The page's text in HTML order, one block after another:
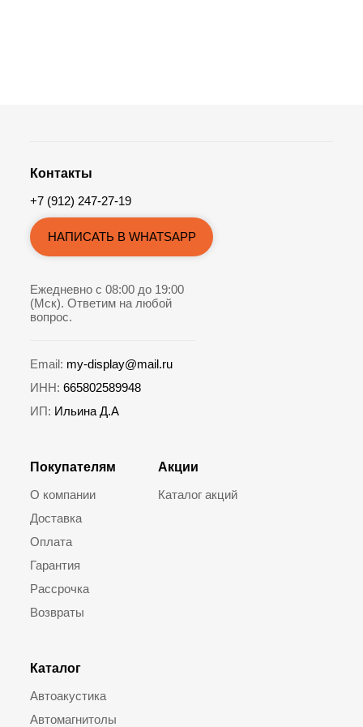
Покупателям
О компании
Доставка
Оплата
Гарантия
Рассрочка
Возвраты
Каталог
Автоакустика
Автомагнитолы
Акции
Каталог акций
Контакты
+7 (912) 247-27-19
НАПИСАТЬ В WHATSAPP
Ежедневно с 08:00 до 19:00
(Мск). Ответим на любой
вопрос.
Email: my-display@mail.ru
ИНН: 665802589948
ИП: Ильина Д.А